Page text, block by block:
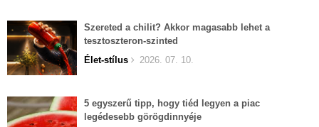
Szereted a chilit? Akkor magasabb lehet a
tesztoszteron-szinted
Élet-stílus
2026. 07. 10.
5 egyszerű tipp, hogy tiéd legyen a piac
legédesebb görögdinnyéje